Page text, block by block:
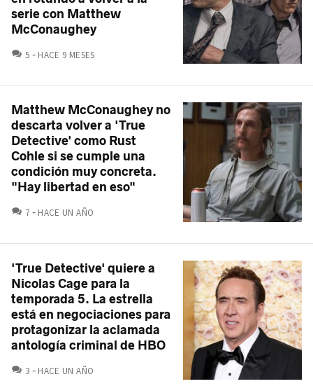
serie con Matthew
McConaughey
5 COMENTARIOS
HACE 9 MESES
Matthew McConaughey no
descarta volver a 'True
Detective' como Rust
Cohle si se cumple una
condición muy concreta.
"Hay libertad en eso"
7 COMENTARIOS
HACE UN AÑO
'True Detective' quiere a
Nicolas Cage para la
temporada 5. La estrella
está en negociaciones para
protagonizar la aclamada
antología criminal de HBO
3 COMENTARIOS
HACE UN AÑO